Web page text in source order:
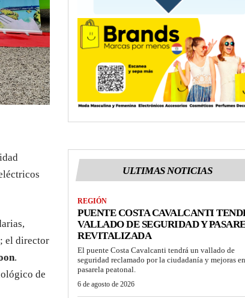
; el director
.
de
ULTIMAS NOTICIAS
REGIÓN
PUENTE COSTA CAVALCANTI
VALLADO DE SEGURIDAD Y
REVITALIZADA
El puente Costa Cavalcanti tendrá un vallado de
seguridad reclamado por la ciudadanía y mejoras
pasarela peatonal.
6 de agosto de 2026